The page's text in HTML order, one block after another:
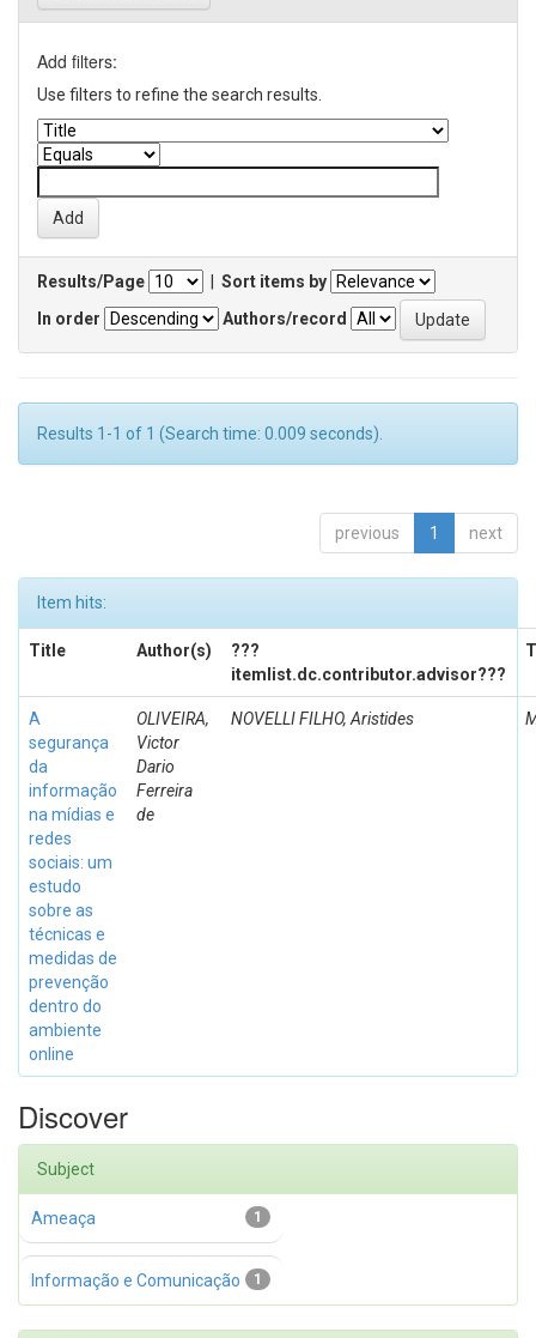
Add filters:
Use filters to refine the search results.
Results/Page
Sort items by
In order
Authors/record
Results 1-1 of 1 (Search time: 0.009 seconds).
previous 1 next
Item hits:
Title Author(s)
???
itemlist.dc.contributor.advisor???
A
segurança
da
informação
na mídias e
redes
sociais: um
estudo
sobre as
técnicas e
medidas de
prevenção
dentro do
ambiente
online
OLIVEIRA,
Victor
Dario
Ferreira
de
NOVELLI FILHO, Aristides
Discover
Subject
1
Ameaça
1
Informação e Comunicação